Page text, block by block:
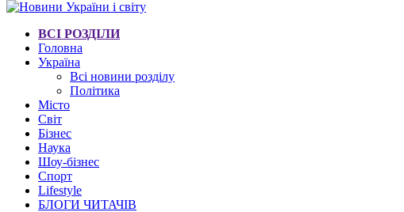
ВСІ РОЗДІЛИ
Головна
Україна
Всі новини розділу
Політика
Місто
Світ
Бізнес
Наука
Шоу-бізнес
Спорт
Lifestyle
БЛОГИ ЧИТАЧІВ